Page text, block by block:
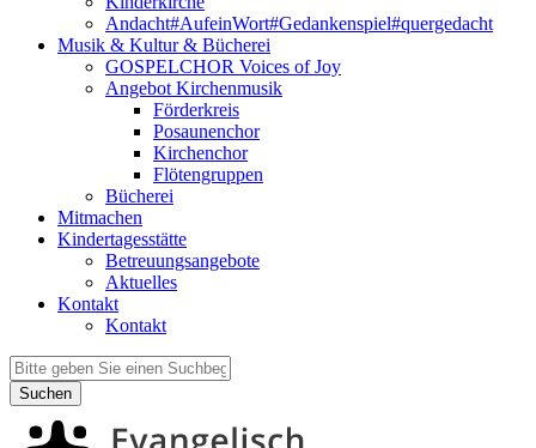
Andacht#AufeinWort#Gedankenspiel#quergedacht
Musik & Kultur & Bücherei
GOSPELCHOR Voices of Joy
Angebot Kirchenmusik
Förderkreis
Posaunenchor
Kirchenchor
Flötengruppen
Bücherei
Mitmachen
Kindertagesstätte
Betreuungsangebote
Aktuelles
Kontakt
Kontakt
Suchen